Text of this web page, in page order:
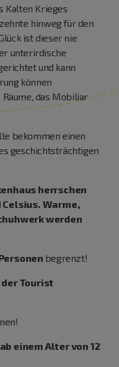
Kalten Krieges
hinweg für den
ist dieser nie
unterirdische
und kann
können
das Mobiliar
bekommen einen
geschichtsträchtigen
herrschen
Warme,
werden
begrenzt!
Tourist
einem Alter von 12